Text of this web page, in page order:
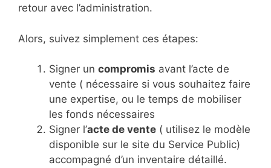
retour avec l’administration.
Alors, suivez simplement ces étapes:
Signer un compromis avant l’acte de
vente ( nécessaire si vous souhaitez faire
une expertise, ou le temps de mobiliser
les fonds nécessaires
Signer l’acte de vente ( utilisez le modèle
disponible sur le site du Service Public)
accompagné d’un inventaire détaillé.